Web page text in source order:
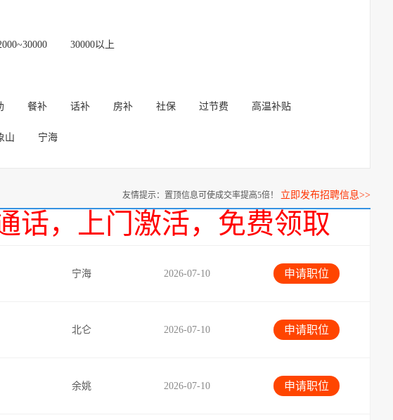
30000以上
餐补 话补 房补 社保 过节费 高温补贴
山 宁海
友情提示：置顶信息可使成交率提高5倍！ 立即发布招聘信息>>
话，上门激活，免费领取
申请职位
2026-07-10
宁海
申请职位
2026-07-10
北仑
申请职位
2026-07-10
余姚